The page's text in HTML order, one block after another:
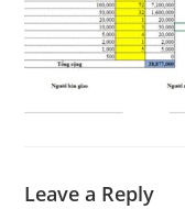
Leave a Reply